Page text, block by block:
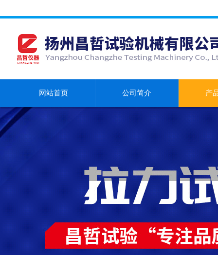
网站首页 公司简介 产